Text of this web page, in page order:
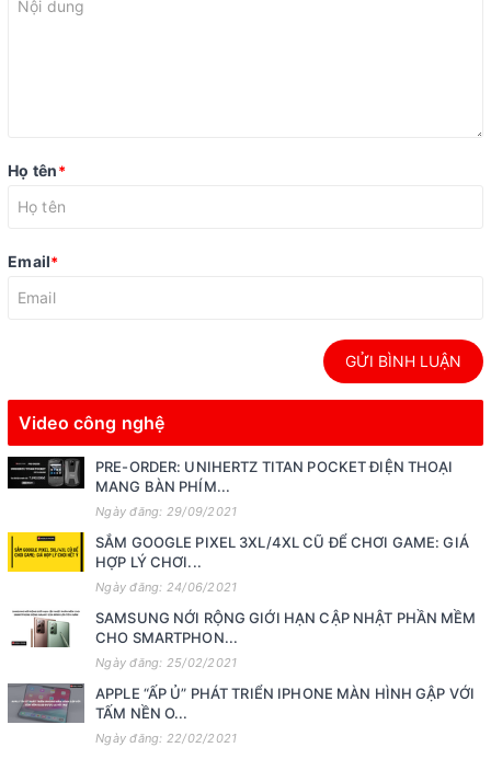
Họ tên*
Email*
GỬI BÌNH LUẬN
Video công nghệ
PRE-ORDER: UNIHERTZ TITAN POCKET ĐIỆN THOẠI
MANG BÀN PHÍM...
Ngày đăng: 29/09/2021
SẮM GOOGLE PIXEL 3XL/4XL CŨ ĐỂ CHƠI GAME: GIÁ
HỢP LÝ CHƠI...
Ngày đăng: 24/06/2021
SAMSUNG NỚI RỘNG GIỚI HẠN CẬP NHẬT PHẦN MỀM
CHO SMARTPHON...
Ngày đăng: 25/02/2021
APPLE “ẤP Ủ” PHÁT TRIỂN IPHONE MÀN HÌNH GẬP VỚI
TẤM NỀN O...
Ngày đăng: 22/02/2021